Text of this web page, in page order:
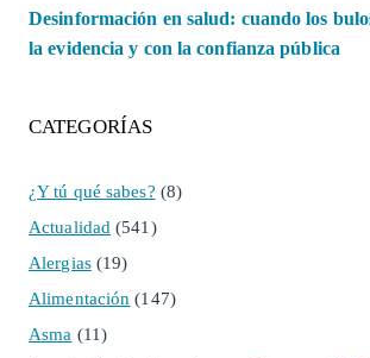
Desinformación en salud: cuando los
la evidencia y con la confianza pública
CATEGORÍAS
¿Y tú qué sabes? (8)
Actualidad (541)
Alergias(19)
Alimentación (147)
Asma (11)